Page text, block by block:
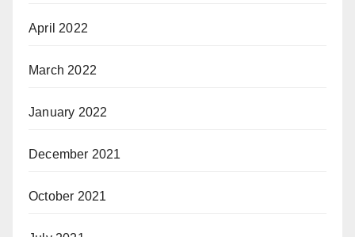
April 2022
March 2022
January 2022
December 2021
October 2021